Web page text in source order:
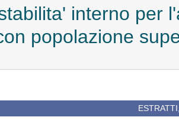
interno per
popolazione